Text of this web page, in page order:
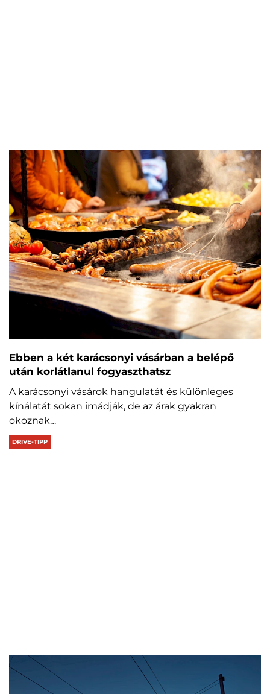
Ebben a két karácsonyi vásárban a belépő
után korlátlanul fogyaszthatsz
A karácsonyi vásárok hangulatát és különleges
kínálatát sokan imádják, de az árak gyakran
okoznak…
DRIVE-TIPP